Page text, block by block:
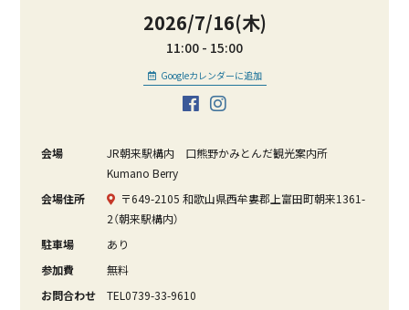
2026/7/16(木)
11:00 15:00
Googleカレンダーに追加
会場
JR朝来駅構内 口熊野かみとんだ観光案内所
Kumano Berry
会場住所
〒649-2105 和歌山県西牟婁郡上富田町朝来1361-
2（朝来駅構内）
駐車場
あり
参加費
無料
お問合わせ
TEL0739-33-9610